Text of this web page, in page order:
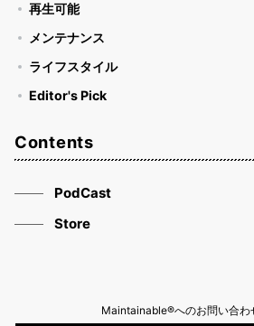
再生可能
メンテナンス
ライフスタイル
Editor's Pick
Contents
PodCast
Store
Maintainable®へのお問い合わ